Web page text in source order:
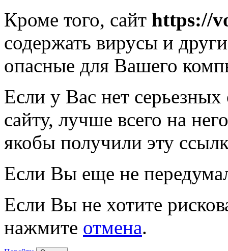
Кроме того, сайт https://
содержать вирусы и
опасные для Вашего
Если у Вас нет
сайту, лучше всего на
якобы получили эту
Если Вы еще не
Если Вы не хотите
нажмите отмена.